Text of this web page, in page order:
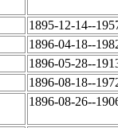
1895-12-14--
1896-04-18--
1896-05-28--
1896-08-18--
1896-08-26--